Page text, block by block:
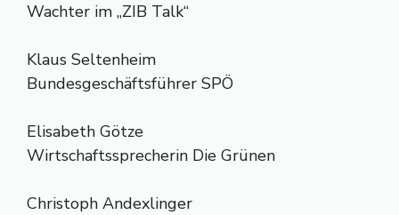
Wachter im „ZIB Talk“
Klaus Seltenheim
Bundesgeschäftsführer SPÖ
Elisabeth Götze
Wirtschaftssprecherin Die Grünen
Christoph Andexlinger